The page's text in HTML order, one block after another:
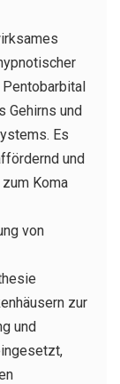
Gehirns und
Es
und
Koma
von
zur
und